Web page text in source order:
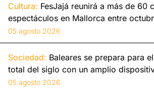
Cultura: FesJajá reunirá a más de 60
espectáculos en Mallorca entre
05 agosto 2026
Sociedad: Baleares se prepara para
total del siglo con un amplio
05 agosto 2026